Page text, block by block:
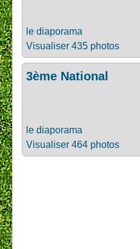
le diaporama
Visualiser 435 photos
3ème National
le diaporama
Visualiser 464 photos